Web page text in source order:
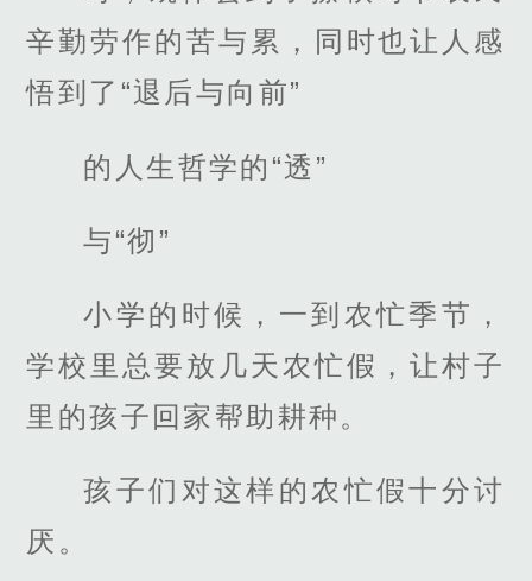
辛勤劳作的苦与累，同时也让人感
悟到了“退后与向前”
的人生哲学的“透”
与“彻”
小学的时候，一到农忙季节，
学校里总要放几天农忙假，让村子
里的孩子回家帮助耕种。
孩子们对这样的农忙假十分讨
厌。